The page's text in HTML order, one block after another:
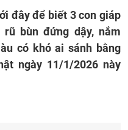
đây để biết 3 con giáp
bùn đứng dậy, nắm
có khó ai sánh bằng
ngày 11/1/2026 này